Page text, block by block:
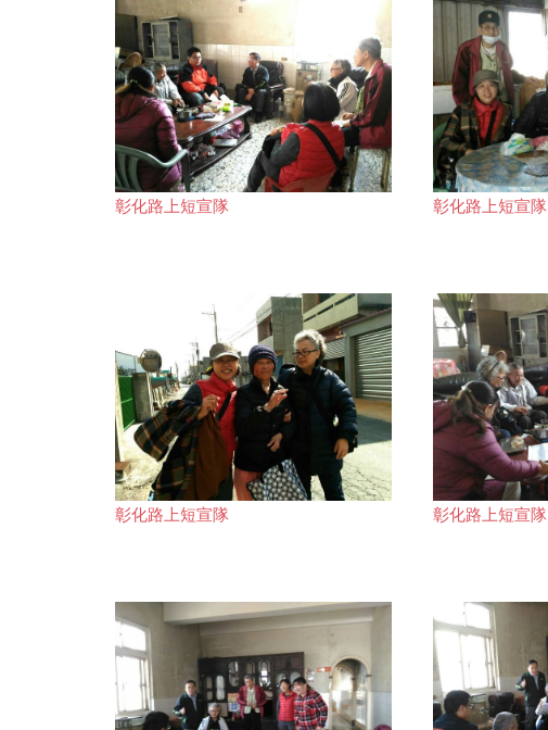
彰化路上短宣隊 彰化路上短宣隊
彰化路上短宣隊 彰化路上短宣隊